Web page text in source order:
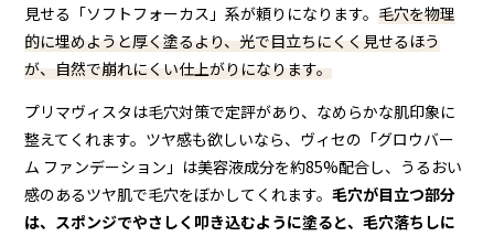
見せる「ソフトフォーカス」系が頼りになります。毛穴を物理
的に埋めようと厚く塗るより、光で目立ちにくく見せるほう
が、自然で崩れにくい仕上がりになります。
プリマヴィスタは毛穴対策で定評があり、なめらかな肌印象に
整えてくれます。ツヤ感も欲しいなら、ヴィセの「グロウバー
ム ファンデーション」は美容液成分を約85%配合し、うるおい
感のあるツヤ肌で毛穴をぼかしてくれます。毛穴が目立つ部分
は、スポンジでやさしく叩き込むように塗ると、毛穴落ちしに